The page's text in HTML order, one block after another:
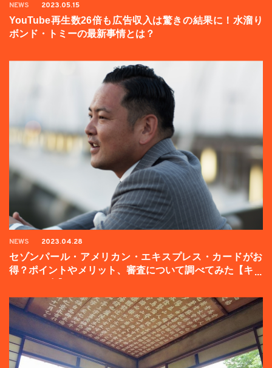
NEWS 2023.05.15
YouTube再生数26倍も広告収入は驚きの結果に！水溜り
ボンド・トミーの最新事情とは？
NEWS 2023.04.28
セゾンパール・アメリカン・エキスプレス・カードがお
得？ポイントやメリット、審査について調べてみた【キャ